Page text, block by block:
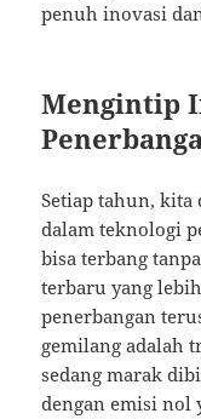
penuh inovasi
Mengintip
Setiap tahun,
dalam teknologi
bisa terbang
terbaru yang
penerbangan
gemilang adalah
sedang marak
dengan emisi nol